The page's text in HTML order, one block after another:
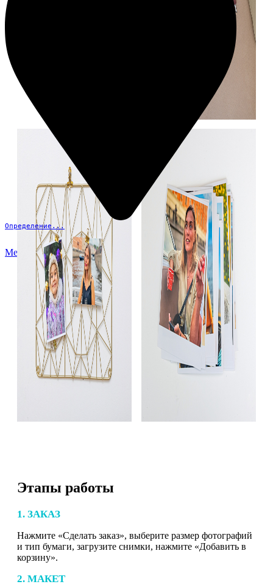
Определение...
Меню
Этапы работы
1. ЗАКАЗ
Нажмите «Сделать заказ», выберите размер фотографий
и тип бумаги, загрузите снимки, нажмите «Добавить в
корзину».
2. МАКЕТ